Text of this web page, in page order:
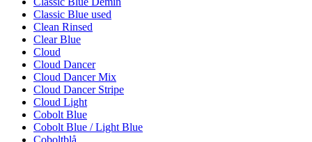
Classic Blue used
Clean Rinsed
Clear Blue
Cloud
Cloud Dancer
Cloud Dancer Mix
Cloud Dancer Stripe
Cloud Light
Cobolt Blue
Cobolt Blue / Light Blue
Coboltblå